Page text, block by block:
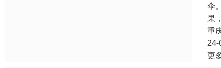
伞
果
重
24-
更